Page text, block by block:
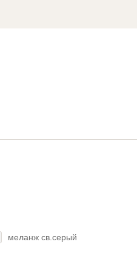
меланж св.серый